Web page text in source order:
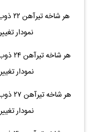
نمودار
نمودار
نمودار